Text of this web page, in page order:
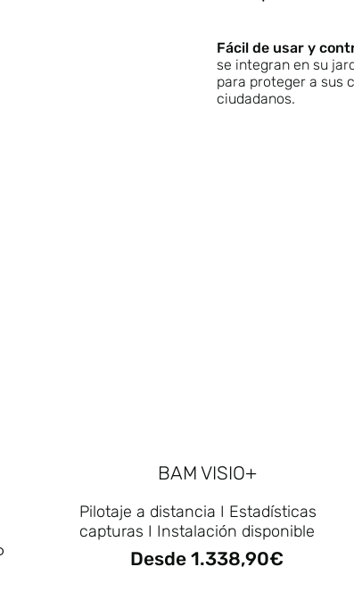
Fácil de usar y
se integran en su
para proteger a sus
ciudadanos.
BAM VISIO+
Pilotaje a distancia I Estadísticas
capturas I Instalación disponible
Desde 1.338,90€